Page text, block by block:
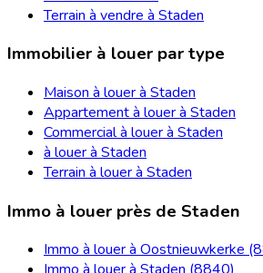
Terrain à vendre à Staden
Immobilier à louer par type
Maison à louer à Staden
Appartement à louer à Staden
Commercial à louer à Staden
à louer à Staden
Terrain à louer à Staden
Immo à louer près de Staden
Immo à louer à Oostnieuwkerke